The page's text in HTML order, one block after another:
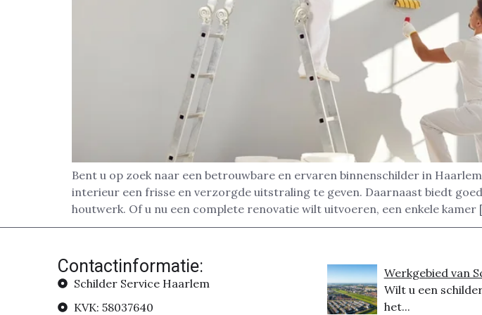
Bent u op zoek naar een betrouwbare en ervaren binnenschilder in
interieur een frisse en verzorgde uitstraling te geven. Daarnaast biedt
houtwerk. Of u nu een complete renovatie wilt uitvoeren, een enkele kamer
Contactinformatie:
Schilder Service Haarlem
KVK: 58037640
Werkgebied van
Wilt u een
het...